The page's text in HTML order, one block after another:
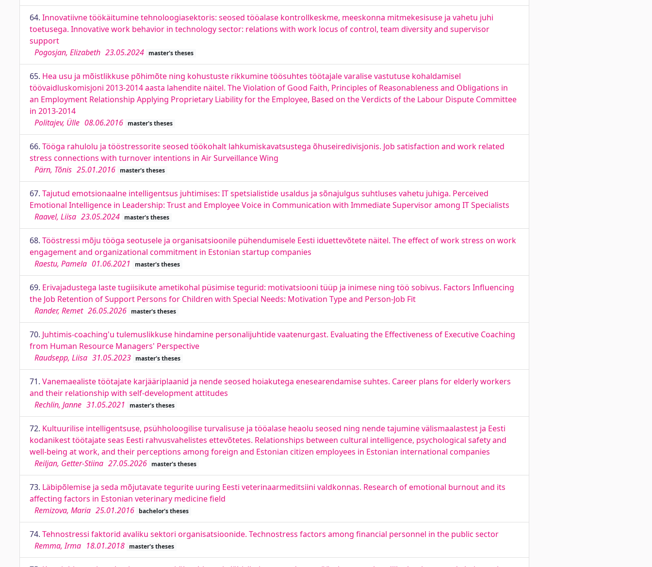
64. Innovatiivne töökäitumine tehnoloogiasektoris: seosed tööalase kontrollkeskme, meeskonna mitmekesisuse ja vahetu juhi
toetusega. Innovative work behavior in technology sector: relations with work locus of control, team diversity and supervisor
support
Pogosjan, Elizabeth 23.05.2024 master's theses
65. Hea usu ja mõistlikkuse põhimõte ning kohustuste rikkumine töösuhtes töötajale varalise vastutuse kohaldamisel
töövaidluskomisjoni 2013-2014 aasta lahendite näitel. The Violation of Good Faith, Principles of Reasonableness and Obligations in
an Employment Relationship Applying Proprietary Liability for the Employee, Based on the Verdicts of the Labour Dispute Committee
in 2013-2014
Politajev, Ülle 08.06.2016 master's theses
66. Tööga rahulolu ja tööstressorite seosed töökohalt lahkumiskavatsustega õhuseiredivisjonis. Job satisfaction and work related
stress connections with turnover intentions in Air Surveillance Wing
Pärn, Tõnis 25.01.2016 master's theses
67. Tajutud emotsionaalne intelligentsus juhtimises: IT spetsialistide usaldus ja sõnajulgus suhtluses vahetu juhiga. Perceived
Emotional Intelligence in Leadership: Trust and Employee Voice in Communication with Immediate Supervisor among IT Specialists
Raavel, Liisa 23.05.2024 master's theses
68. Tööstressi mõju tööga seotusele ja organisatsioonile pühendumisele Eesti iduettevõtete näitel. The effect of work stress on work
engagement and organizational commitment in Estonian startup companies
Raestu, Pamela 01.06.2021 master's theses
69. Erivajadustega laste tugiisikute ametikohal püsimise tegurid: motivatsiooni tüüp ja inimese ning töö sobivus. Factors Influencing
the Job Retention of Support Persons for Children with Special Needs: Motivation Type and Person-Job Fit
Rander, Remet 26.05.2026 master's theses
70. Juhtimis-coaching'u tulemuslikkuse hindamine personalijuhtide vaatenurgast. Evaluating the Effectiveness of Executive Coaching
from Human Resource Managers' Perspective
Raudsepp, Liisa 31.05.2023 master's theses
71. Vanemaealiste töötajate karjääriplaanid ja nende seosed hoiakutega enesearendamise suhtes. Career plans for elderly workers
and their relationship with self-development attitudes
Rechlin, Janne 31.05.2021 master's theses
72. Kultuurilise intelligentsuse, psühholoogilise turvalisuse ja tööalase heaolu seosed ning nende tajumine välismaalastest ja Eesti
kodanikest töötajate seas Eesti rahvusvahelistes ettevõtetes. Relationships between cultural intelligence, psychological safety and
well-being at work, and their perceptions among foreign and Estonian citizen employees in Estonian international companies
Reiljan, Getter-Stiina 27.05.2026 master's theses
73. Läbipõlemise ja seda mõjutavate tegurite uuring Eesti veterinaarmeditsiini valdkonnas. Research of emotional burnout and its
affecting factors in Estonian veterinary medicine field
Remizova, Maria 25.01.2016 bachelor's theses
74. Tehnostressi faktorid avaliku sektori organisatsioonide. Technostress factors among financial personnel in the public sector
Remma, Irma 18.01.2018 master's theses